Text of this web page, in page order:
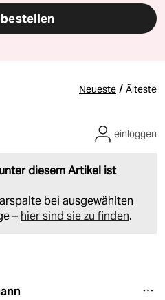
Neueste / Älteste
diesem Artikel ist
bei ausgewählten
– hier sind sie zu finden.
einloggen